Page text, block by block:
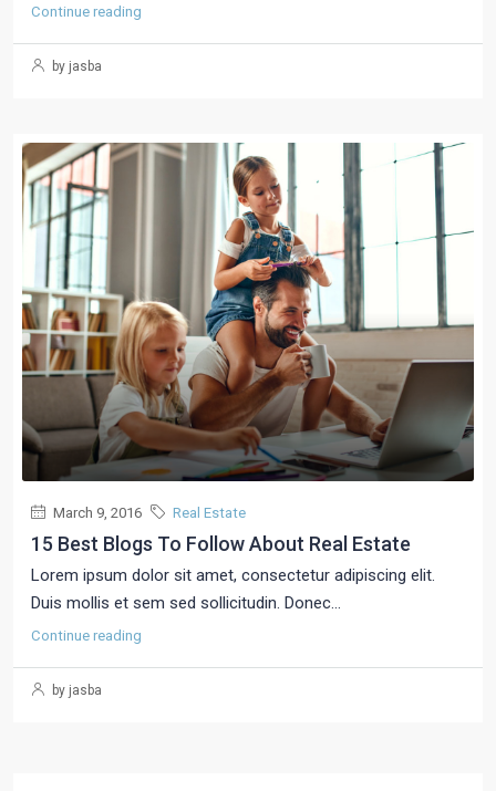
Continue reading
by jasba
March 9, 2016 Real Estate
15 Best Blogs To Follow About Real Estate
Lorem ipsum dolor sit amet, consectetur adipiscing elit.
Duis mollis et sem sed sollicitudin. Donec...
Continue reading
by jasba